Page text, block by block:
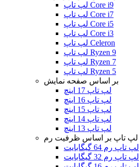
لپ تاپ Core i9
لپ تاپ Core i7
لپ تاپ Core i5
لپ تاپ Core i3
لپ تاپ Celeron
لپ تاپ Ryzen 9
لپ تاپ Ryzen 7
لپ تاپ Ryzen 5
بر اساس صفحه نمایش
لپ تاپ 17 اینچ
لپ تاپ 16 اینچ
لپ تاپ 15 اینچ
لپ تاپ 14 اینچ
لپ تاپ 13 اینچ
لپ تاپ بر اساس ظرفیت رم
لپ تاپ رم 64 گیگابایت
لپ تاپ رم 32 گیگابایت